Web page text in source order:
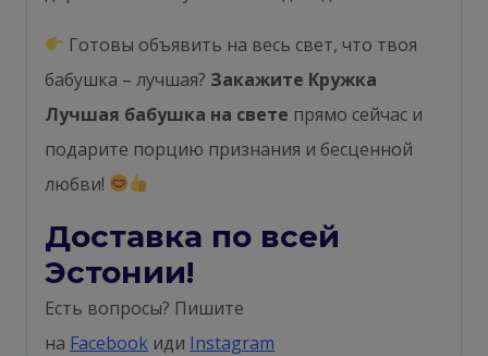
Готовы объявить на весь свет, что твоя
бабушка – лучшая? Закажите Кружка
Лучшая бабушка на свете прямо сейчас и
подарите порцию признания и бесценной
любви!
Доставка по всей
Эстонии!
Есть вопросы? Пишите
на Facebook иди Instagram